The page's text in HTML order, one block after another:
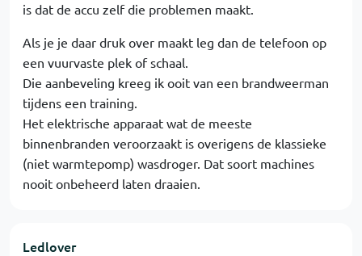
is dat de accu zelf die problemen maakt.
Als je je daar druk over maakt leg dan de telefoon op
een vuurvaste plek of schaal.
Die aanbeveling kreeg ik ooit van een brandweerman
tijdens een training.
Het elektrische apparaat wat de meeste
binnenbranden veroorzaakt is overigens de klassieke
(niet warmtepomp) wasdroger. Dat soort machines
nooit onbeheerd laten draaien.
Ledlover